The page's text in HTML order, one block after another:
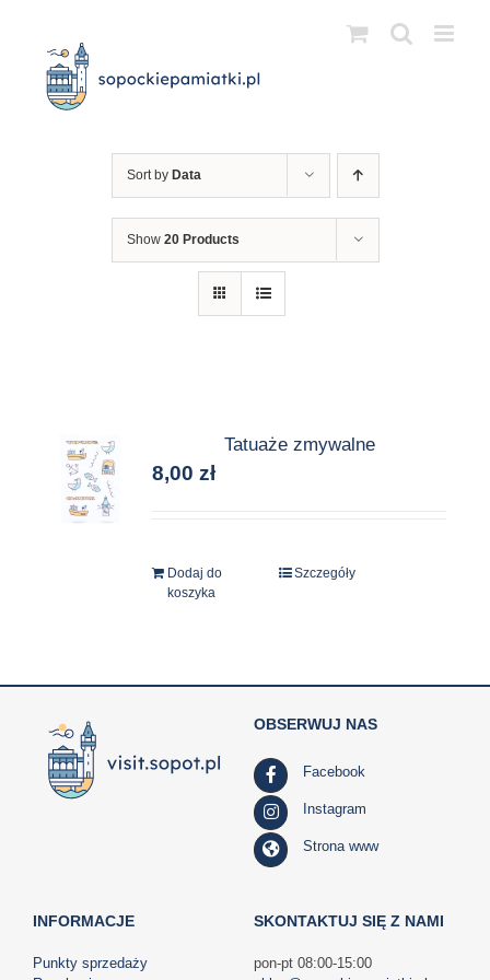
zawartości
Sort by Data
Show 20 Products
Tatuaże zmywalne
8,00zł
Dodaj do
koszyka
Szczegóły
INFORMACJE
Punkty sprzedaży
OBSERWUJ NAS
Facebook
Instagram
Strona www
SKONTAKTUJ SIĘ Z NAMI
pon-pt 08:00-15:00